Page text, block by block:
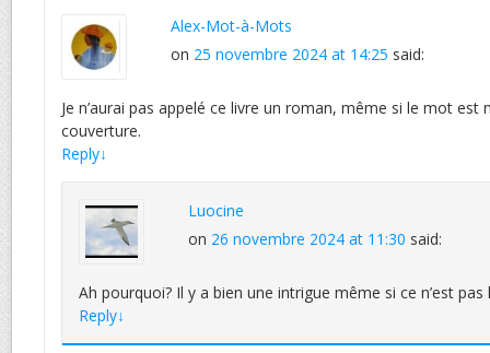
Alex-Mot-à-Mots
on 25 novembre 2024 at 14:25 said:
Je n’aurai pas appelé ce livre un roman, même si le mot est
couverture.
Reply↓
Luocine
on 26 novembre 2024 at 11:30 said:
Ah pourquoi? Il y a bien une intrigue même si ce n’est
Reply↓